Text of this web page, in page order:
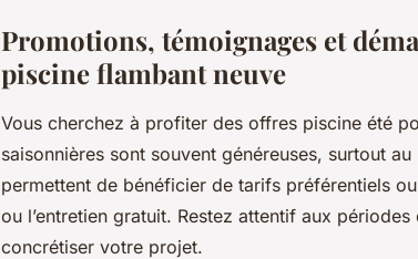
Promotions, témoignages et
piscine flambant neuve
Vous cherchez à profiter des offres piscine été
saisonnières sont souvent généreuses, surtout
permettent de bénéficier de tarifs préférentiels
ou l’entretien gratuit. Restez attentif aux
concrétiser votre projet.